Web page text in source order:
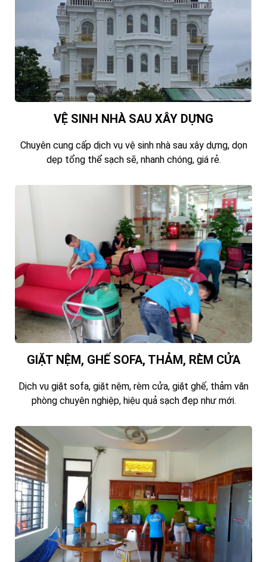
VỆ SINH NHÀ SAU XÂY DỰNG
Chuyên cung cấp dịch vụ vệ sinh nhà sau xây dựng, dọn
dẹp tổng thể sạch sẽ, nhanh chóng, giá rẻ.
GIẶT NỆM, GHẾ SOFA, THẢM, RÈM CỬA
Dịch vụ giặt sofa, giặt nệm, rèm cửa, giặt ghế, thảm văn
phòng chuyên nghiệp, hiệu quả sạch đẹp như mới.